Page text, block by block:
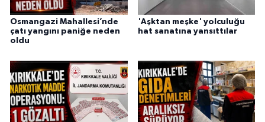
Osmangazi Mahallesi’nde
çatı yangını paniğe neden
oldu
'Aşktan meşke' yolculuğu
hat sanatına yansıttılar